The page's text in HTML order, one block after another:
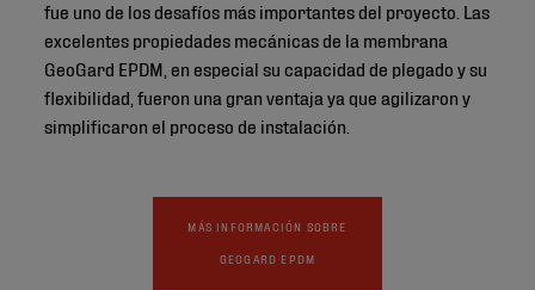
fue uno de los desafíos más importantes del proyecto. Las
excelentes propiedades mecánicas de la membrana
GeoGard EPDM, en especial su capacidad de plegado y su
flexibilidad, fueron una gran ventaja ya que agilizaron y
simplificaron el proceso de instalación.
MÁS INFORMACIÓN SOBRE
GEOGARD EPDM